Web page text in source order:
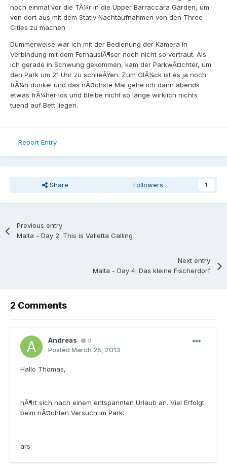
noch einmal vor die TÃ¼r in die Upper Barraccara Garden, um
von dort aus mit dem Stativ Nachtaufnahmen von den Three
Cities zu machen.
Dummerweise war ich mit der Bedienung der Kamera in
Verbindung mit dem FernauslÃ¶ser noch nicht so vertraut. Als
ich gerade in Schwung gekommen, kam der ParkwÃ¤chter, um
den Park um 21 Uhr zu schlieÃŸen. Zum GlÃ¼ck ist es ja noch
frÃ¼h dunkel und das nÃ¤chste Mal gehe ich dann abends
etwas frÃ¼her los und bleibe nicht so lange wirklich nichts
tuend auf Bett liegen.
Report Entry
Share Followers 1
Previous entry
Malta - Day 2: This is Valletta Calling
Next entry
Malta - Day 4: Das kleine Fischerdorf
2 Comments
Andreas 0
Posted March 25, 2013
Hallo Thomas,
hÃ¶rt sich nach einem entspannten Urlaub an. Viel Erfolgt
beim nÃ¤chten Versuch im Park.
ars